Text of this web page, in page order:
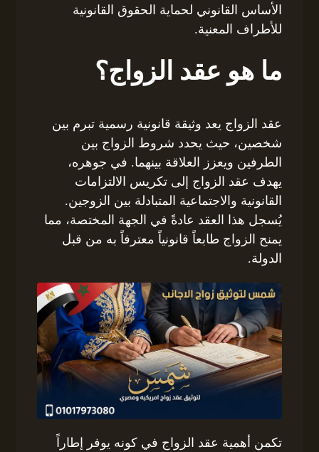
الأساس القانوني لحماية الحقوق القانونية
للأطراف المعنية.
ما هو عقد الزواج؟
عقد الزواج يعد وثيقة قانونية رسمية تبرم بين
شخصين، حيث يحدد شروط الزواج بين
الطرفين ويعزز العلاقة بينهما. في جوهره،
يهدف عقد الزواج إلى تكريس الالتزامات
القانونية والاجتماعية المتبادلة بين الزوجين.
يُسجل هذا العقد عادةً في الجهة المختصة، مما
يمنح الزواج طابعاً قانونياً معترفاً به من قبل
الدولة.
تكمن أهمية عقد الزواج في كونه يوفر إطاراً